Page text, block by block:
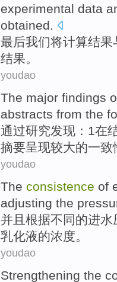
experimental data
obtained.
最后我们将计算结果
结果。
youdao
The major findings
abstracts from the
通过研究发现 ： 1在
摘要呈现较大的一致
youdao
The consistence of
adjusting the
并且根据不同的进水
乳化液的浓度。
youdao
Strengthening the